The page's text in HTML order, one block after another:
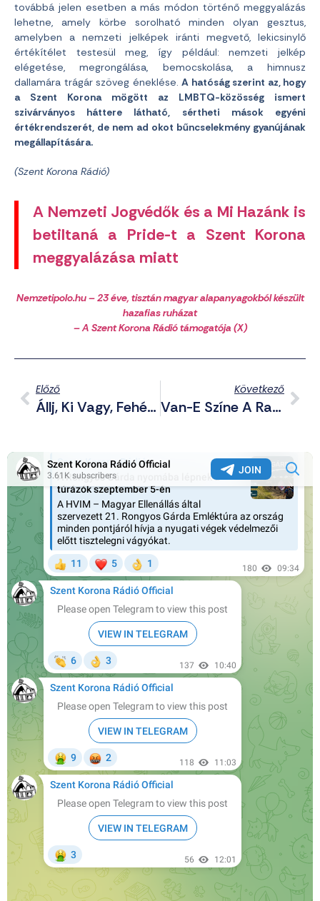
továbbá jelen esetben a más módon történő meggyalázás
lehetne, amely körbe sorolható minden olyan gesztus,
amelyben a nemzeti jelképek iránti megvető, lekicsinylő
értékítélet testesül meg, így például: nemzeti jelkép
elégetése, megrongálása, bemocskolása, a himnusz
dallamára trágár szöveg éneklése. A hatóság szerint az, hogy
a Szent Korona mögött az LMBTQ-közösség ismert
szivárványos háttere látható, sértheti mások egyéni
értékrendszerét, de nem ad okot bűncselekmény gyanújának
megállapítására.
(Szent Korona Rádió)
A Nemzeti Jogvédők és a Mi Hazánk is
betiltaná a Pride-t a Szent Korona
meggyalázása miatt
Nemzetipolo.hu – 23 éve, tisztán magyar alapanyagokból készült
hazafias ruházat
– A Szent Korona Rádió támogatója (X)
Előző
Állj, Ki Vagy, Fehér Ember? Bogár László Gondolatai A „kifosztásról”
Következő
Van-E Színe A Rasszizmusnak? (videó)